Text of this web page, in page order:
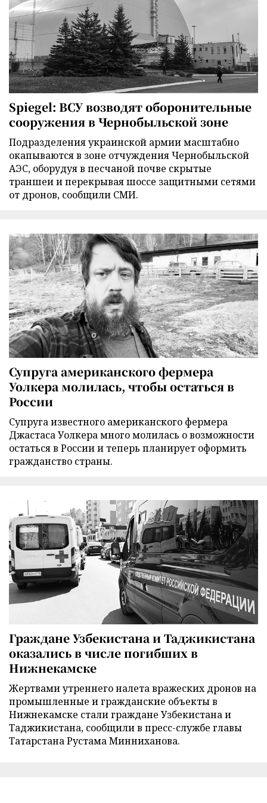
Spiegel: ВСУ возводят оборонительные
сооружения в Чернобыльской зоне
Подразделения украинской армии масштабно
окапываются в зоне отчуждения Чернобыльской
АЭС, оборудуя в песчаной почве скрытые
траншеи и перекрывая шоссе защитными сетями
от дронов, сообщили СМИ.
Супруга американского фермера
Уолкера молилась, чтобы остаться в
России
Супруга известного американского фермера
Джастаса Уолкера много молилась о возможности
остаться в России и теперь планирует оформить
гражданство страны.
Граждане Узбекистана и Таджикистана
оказались в числе погибших в
Нижнекамске
Жертвами утреннего налета вражеских дронов на
промышленные и гражданские объекты в
Нижнекамске стали граждане Узбекистана и
Таджикистана, сообщили в пресс-службе главы
Татарстана Рустама Минниханова.